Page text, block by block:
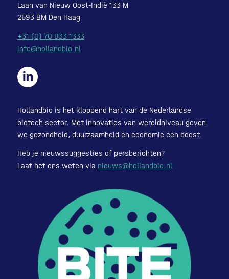
Laan van Nieuw Oost-Indië 133 M
2593 BM Den Haag
+31 (0) 70 833 1333
info@hollandbio.nl
Hollandbio is het kloppend hart van de Nederlandse
biotech sector. Met innovaties van wereldniveau geven
we gezondheid, duurzaamheid en economie een boost.
Heb je nieuwssuggesties of persberichten?
Laat het ons weten via nieuws@hollandbio.nl